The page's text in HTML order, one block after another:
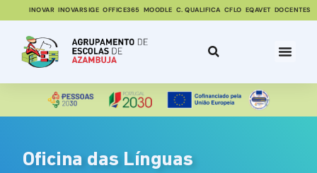
INOVAR INOVARSIGE OFFICE365 MOODLE C. QUALIFICA CFLO EQAVET DOCENTES
Oficina das Línguas